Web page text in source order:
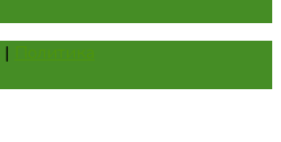
| Политика